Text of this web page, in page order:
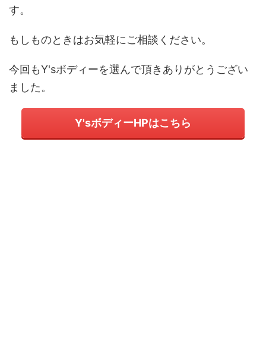
す。
もしものときはお気軽にご相談ください。
今回もY'sボディーを選んで頂きありがとうござい
ました。
Y'sボディーHPはこちら